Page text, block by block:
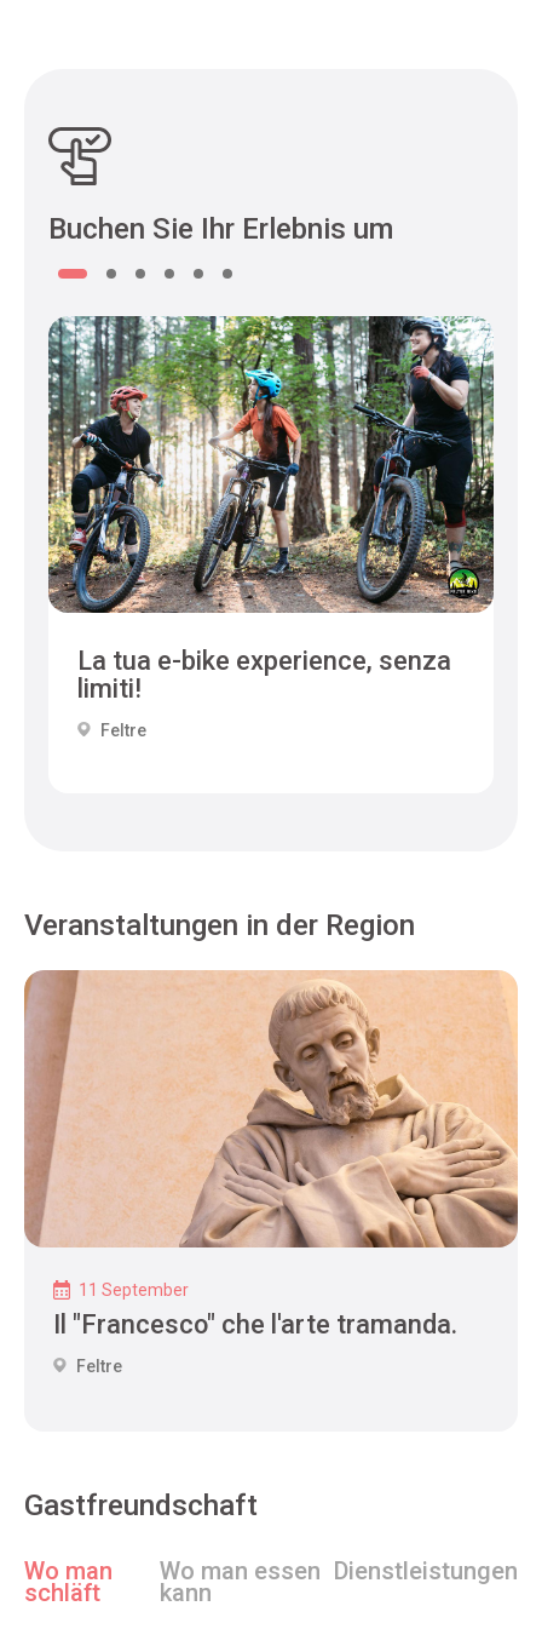
Buchen Sie Ihr Erlebnis um
La tua e-bike experience, senza
limiti!
Feltre
Veranstaltungen in der Region
11 September
Il "Francesco" che l'arte tramanda.
Feltre
Gastfreundschaft
Wo man
schläft
Wo man essen
kann
Dienstleistungen